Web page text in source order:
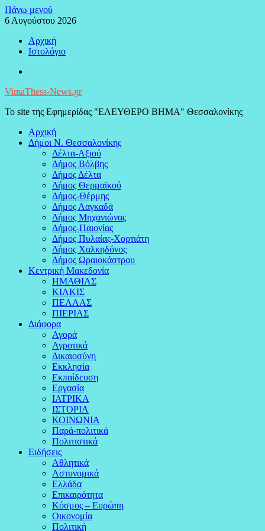
Μεταπηδήστε
στο
Πάνω μενού
6 Αυγούστου 2026
Αρχική
Ιστολόγιο
VimaThess-News.gr
Το site της Εφημερίδας "ΕΛΕΥΘΕΡΟ ΒΗΜΑ" Θεσσαλονίκης
Αρχική
Δήμοι Ν. Θεσσαλονίκης
Δέλτα-Αξιού
Δήμος Βόλβης
Δήμος Δέλτα
Δήμος Θερμαϊκού
Δήμος-Θέρμης
Δήμος Λαγκαδά
Δήμος Μηχανιώνας
Δήμος-Παιονίας
Δήμος Πυλαίας-Χορτιάτη
Δήμος Χαλκηδόνος
Δήμος Ωραιοκάστρου
Κεντρική Μακεδονία
ΗΜΑΘΙΑΣ
ΚΙΛΚΙΣ
ΠΕΛΛΑΣ
ΠΙΕΡΙΑΣ
Διάφορα
Αγορά
Αγροτικά
Δικαιοσύνη
Εκκλησία
Εκπαίδευση
Εργασία
ΙΑΤΡΙΚΑ
ΙΣΤΟΡΙΑ
ΚΟΙΝΩΝΙΑ
Παρά-πολιτικά
Πολιτιστικά
Ειδήσεις
Αθλητικά
Αστυνομικά
Ελλάδα
Επικαιρότητα
Κόσμος – Ευρώπη
Οικονομία
Πολιτική